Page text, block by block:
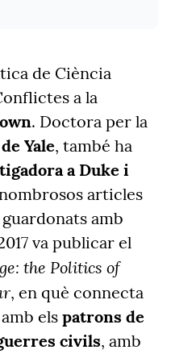
de Ciència
a la
. Doctora per la
Yale, també ha
a Duke i
articles
amb
va publicar el
the Politics of
, en què connecta
els patrons de
civils, amb